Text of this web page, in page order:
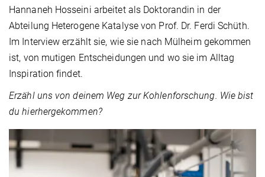
Hannaneh Hosseini arbeitet als Doktorandin in der
Abteilung Heterogene Katalyse von Prof. Dr. Ferdi Schüth.
Im Interview erzählt sie, wie sie nach Mülheim gekommen
ist, von mutigen Entscheidungen und wo sie im Alltag
Inspiration findet.
Erzähl uns von deinem Weg zur Kohlenforschung. Wie bist
du hierhergekommen?